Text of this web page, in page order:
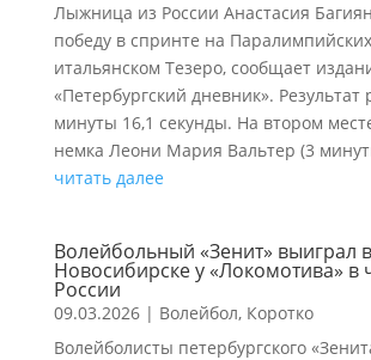
Лыжница из России Анастасия
победу в спринте на
итальянском Тезеро, сообщает
«Петербургский дневник». Результат
минуты 16,1 секунды. На втором
немка Леони Мария Вальтер (3
читать далее
Волейбольный «Зенит» выиграл в
Новосибирске у «Локомотива» в
России
09.03.2026| Волейбол, Коротко
Волейболисты петербургского